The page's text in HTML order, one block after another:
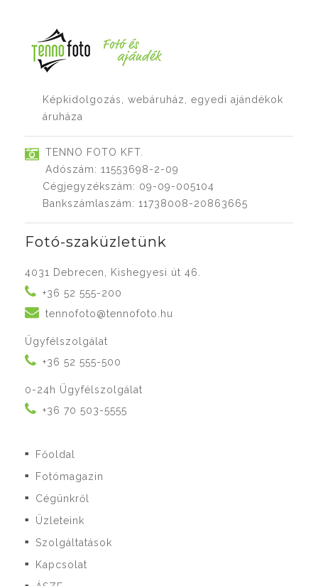
Képkidolgozás, webáruház, egyedi ajándékok
áruháza
TENNO FOTO KFT.
Adószám: 11553698-2-09
Cégjegyzékszám: 09-09-005104
Bankszámlaszám: 11738008-20863665
Fotó-szaküzletünk
4031 Debrecen, Kishegyesi út 46.
+36 52 555-200
tennofoto@tennofoto.hu
Ügyfélszolgálat
+36 52 555-500
0-24h Ügyfélszolgálat
+36 70 503-5555
■ Főoldal
■ Fotómagazin
■ Cégünkről
■ Üzleteink
■ Szolgáltatások
■ Kapcsolat